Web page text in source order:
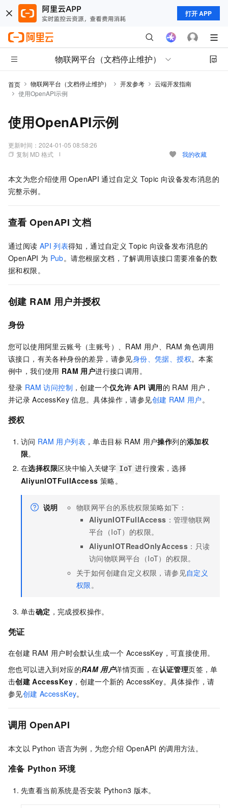
打开 APP
物联网平台（文档停止维护）
首页 物联网平台（文档停止维护） 开发参考
云端开发指南
使用OpenAPI示例
使用OpenAPI示例
更新时间： 2024-01-05 08:58:26
复制 MD 格式
我的收藏
本文为您介绍使用 OpenAPI 通过自定义 Topic 向设备发布消息的
完整示例。
查看 OpenAPI 文档
通过阅读 API 列表得知，通过自定义 Topic 向设备发布消息的
OpenAPI 为 Pub。请您根据文档，了解调用该接口需要准备的数
据和权限。
创建 RAM 用户并授权
身份
您可以使用阿里云账号（主账号）、RAM 用户、RAM 角色调用
该接口，有关各种身份的差异，请参见身份、凭据、授权。本案
例中，我们使用 RAM 用户进行接口调用。
登录 RAM 访问控制 ，创建一个仅允许 API 调用的 RAM 用户，
并记录 AccessKey 信息。具体操作，请参见创建 RAM 用户 。
授权
访问 RAM 用户列表 ，单击目标 RAM 用户操作列的添加权
限。
在选择权限区块中输入关键字 IoT 进行搜索，选择
AliyunIOTFullAccess 策略。
说明
物联网平台的系统权限策略如下：
AliyunIOTFullAccess ：管理物联网
平台（IoT）的权限。
AliyunIOTReadOnlyAccess ：只读
访问物联网平台（IoT）的权限。
关于如何创建自定义权限，请参见自定义
权限 。
单击确定 ，完成授权操作。
凭证
在创建 RAM 用户时会默认生成一个 AccessKey，可直接使用。
您也可以进入到对应的RAM 用户详情页面，在认证管理页签，单
击创建 AccessKey ，创建一个新的 AccessKey。具体操作，请
参见创建 AccessKey。
调用 OpenAPI
本文以 Python 语言为例，为您介绍 OpenAPI 的调用方法。
准备 Python 环境
先查看当前系统是否安装 Python3 版本。